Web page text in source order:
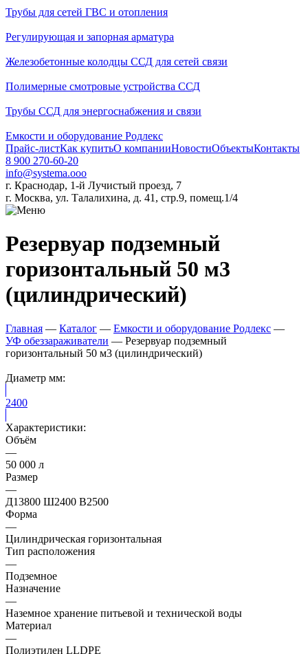
Трубы для сетей ГВС и отопления
Регулирующая и запорная арматура
Железобетонные колодцы ССД для сетей связи
Полимерные смотровые устройства ССД
Трубы ССД для энергоснабжения и связи
Емкости и оборудование Родлекс
Прайс-листКак купитьО компанииНовостиОбъектыКонтакты
8 900 270-60-20
info@systema.ooo
г. Краснодар, 1-й Лучистый проезд, 7
г. Москва, ул. Талалихина, д. 41, стр.9, помещ.1/4
Резервуар подземный
горизонтальный 50 м3
(цилиндрический)
Главная — Каталог — Емкости и оборудование Родлекс —
УФ обеззараживатели — Резервуар подземный
горизонтальный 50 м3 (цилиндрический)
Диаметр мм:
2400
Характеристики:
Объём
—
50 000 л
Размер
—
Д13800 Ш2400 В2500
Форма
—
Цилиндрическая горизонтальная
Тип расположения
—
Подземное
Назначение
—
Наземное хранение питьевой и технической воды
Материал
—
Полиэтилен LLDPE